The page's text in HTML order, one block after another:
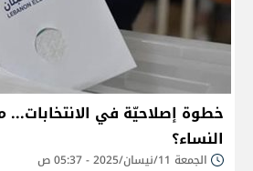
خطوة إصلاحيّة في
النساء؟
الجمعة 11/نيسان/2025 - 05:37 ص